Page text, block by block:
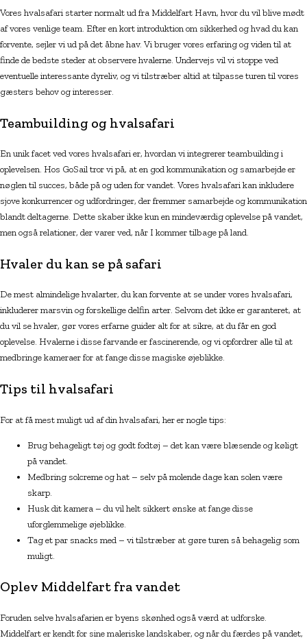
Vores hvalsafari starter normalt ud fra Middelfart Havn, hvor du vil blive mødt
af vores venlige team. Efter en kort introduktion om sikkerhed og hvad du kan
forvente, sejler vi ud på det åbne hav. Vi bruger vores erfaring og viden til at
finde de bedste steder at observere hvalerne. Undervejs vil vi stoppe ved
eventuelle interessante dyreliv, og vi tilstræber altid at tilpasse turen til vores
gæsters behov og interesser.
Teambuilding og hvalsafari
En unik facet ved vores hvalsafari er, hvordan vi integrerer teambuilding i
oplevelsen. Hos GoSail tror vi på, at en god kommunikation og samarbejde er
nøglen til succes, både på og uden for vandet. Vores hvalsafari kan inkludere
sjove konkurrencer og udfordringer, der fremmer samarbejde og kommunikation
blandt deltagerne. Dette skaber ikke kun en mindeværdig oplevelse på vandet,
men også relationer, der varer ved, når I kommer tilbage på land.
Hvaler du kan se på safari
De mest almindelige hvalarter, du kan forvente at se under vores hvalsafari,
inkluderer marsvin og forskellige delfin arter. Selvom det ikke er garanteret, at
du vil se hvaler, gør vores erfarne guider alt for at sikre, at du får en god
oplevelse. Hvalerne i disse farvande er fascinerende, og vi opfordrer alle til at
medbringe kameraer for at fange disse magiske øjeblikke.
Tips til hvalsafari
For at få mest muligt ud af din hvalsafari, her er nogle tips:
Brug behageligt tøj og godt fodtøj – det kan være blæsende og køligt
på vandet.
Medbring solcreme og hat – selv på molende dage kan solen være
skarp.
Husk dit kamera – du vil helt sikkert ønske at fange disse
uforglemmelige øjeblikke.
Tag et par snacks med – vi tilstræber at gøre turen så behagelig som
muligt.
Oplev Middelfart fra vandet
Foruden selve hvalsafarien er byens skønhed også værd at udforske.
Middelfart er kendt for sine maleriske landskaber, og når du færdes på vandet,